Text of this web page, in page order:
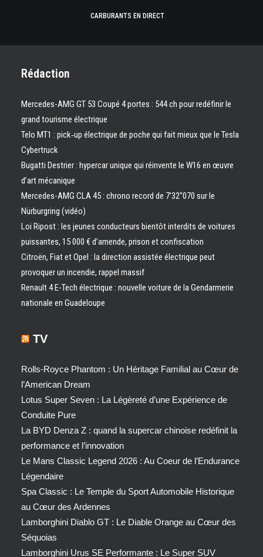
CARBURANTS EN DIRECT
Rédaction
Mercedes-AMG GT 53 Coupé 4 portes : 544 ch pour redéfinir le
grand tourisme électrique
Telo MT1 : pick‑up électrique de poche qui fait mieux que le Tesla
Cybertruck
Bugatti Destrier : hypercar unique qui réinvente le W16 en œuvre
d’art mécanique
Mercedes-AMG CLA 45 : chrono record de 7’32″070 sur le
Nürburgring (vidéo)
Loi Ripost : les jeunes conducteurs bientôt interdits de voitures
puissantes, 15 000 € d’amende, prison et confiscation
Citroën, Fiat et Opel : la direction assistée électrique peut
provoquer un incendie, rappel massif
Renault 4 E-Tech électrique : nouvelle voiture de la Gendarmerie
nationale en Guadeloupe
TV
Rolls-Royce Phantom : Un Héritage Familial au Cœur de
l’American Dream
Lotus Super Seven : La Légèreté d’une Expérience de
Conduite Pure
La BYD Denza Z : quand la supercar chinoise redéfinit la
performance et l’innovation
Le Mans Classic Legend 2026 : Au Coeur de l’Endurance
Légendaire
Spa Classic : Le Temple du Sport Automobile Historique
au Cœur des Ardennes
Lamborghini Diablo GT : Le Diable Orange au Cœur des
Séquoias
Lamborghini Urus SE Performante : Le Super SUV